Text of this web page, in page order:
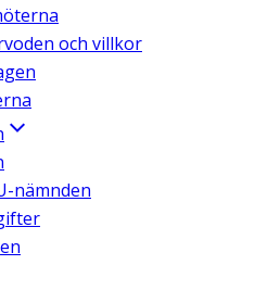
och villkor
nämnden